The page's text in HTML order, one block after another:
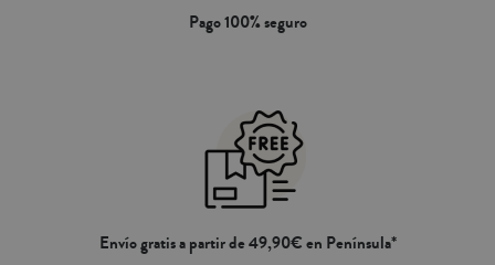
Pago 100% seguro
Envío gratis a partir de 49,90€ en Península*